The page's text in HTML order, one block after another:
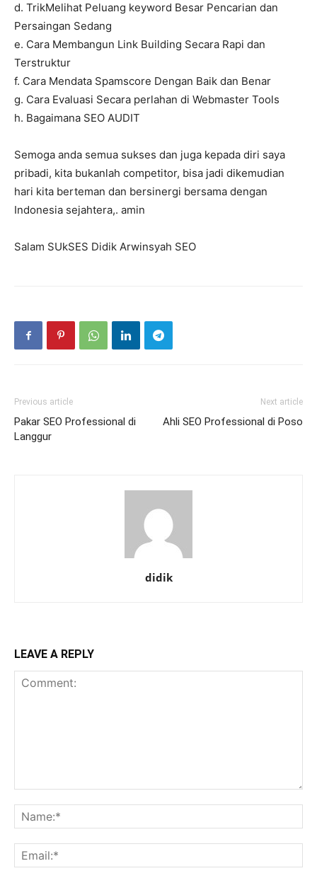
d. TrikMelihat Peluang keyword Besar Pencarian dan
Persaingan Sedang
e. Cara Membangun Link Building Secara Rapi dan
Terstruktur
f. Cara Mendata Spamscore Dengan Baik dan Benar
g. Cara Evaluasi Secara perlahan di Webmaster Tools
h. Bagaimana SEO AUDIT
Semoga anda semua sukses dan juga kepada diri saya
pribadi, kita bukanlah competitor, bisa jadi dikemudian
hari kita berteman dan bersinergi bersama dengan
Indonesia sejahtera,. amin
Salam SUkSES Didik Arwinsyah SEO
Previous article
Pakar SEO Professional di
Langgur
Next article
Ahli SEO Professional di Poso
didik
LEAVE A REPLY